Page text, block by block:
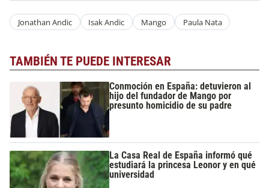
Jonathan Andic Isak Andic Mango Paula Nata
TAMBIÉN TE PUEDE INTERESAR
Conmoción en España: detuvieron al
hijo del fundador de Mango por
presunto homicidio de su padre
La Casa Real de España informó qué
estudiará la princesa Leonor y en qué
universidad